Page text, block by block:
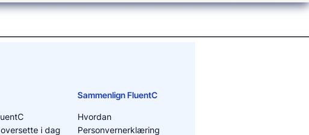
i dag
Sammenlign FluentC
Hvordan
Personvernerklæring